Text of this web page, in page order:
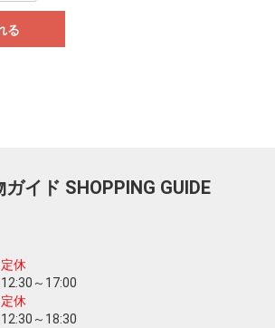
る
ガイド SHOPPING GUIDE
定休
12:30～17:00
定休
12:30～18:30